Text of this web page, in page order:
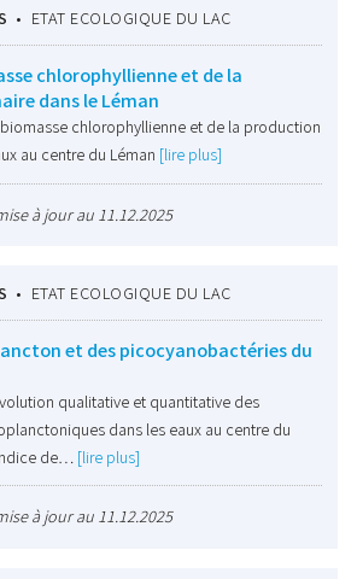
• ETAT ECOLOGIQUE DU LAC
chlorophyllienne et de la
dans le Léman
chlorophyllienne et de la production
au centre du Léman [lire plus]
à jour au 11.12.2025
• ETAT ECOLOGIQUE DU LAC
et des picocyanobactéries du
qualitative et quantitative des
dans les eaux au centre du
de… [lire plus]
à jour au 11.12.2025